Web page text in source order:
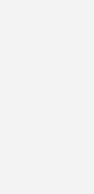
lässt, kann es ein
auch jüngerer
Ihnen für das
bekommen
können Sie es
unsere Angebot